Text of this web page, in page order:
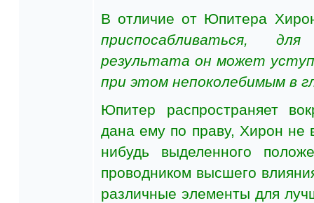
В отличие от Юпитера
приспосабливаться,
результата он может
при этом непоколебимым в
Юпитер распространяет
дана ему по праву, Хирон не
нибудь выделенного
проводником высшего
различные элементы для